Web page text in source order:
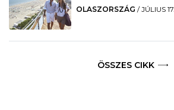
OLASZORSZÁG /JÚLIUS 17.
ÖSSZES CIKK